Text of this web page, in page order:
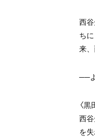
西
ち
来
──
〈黒
西
を